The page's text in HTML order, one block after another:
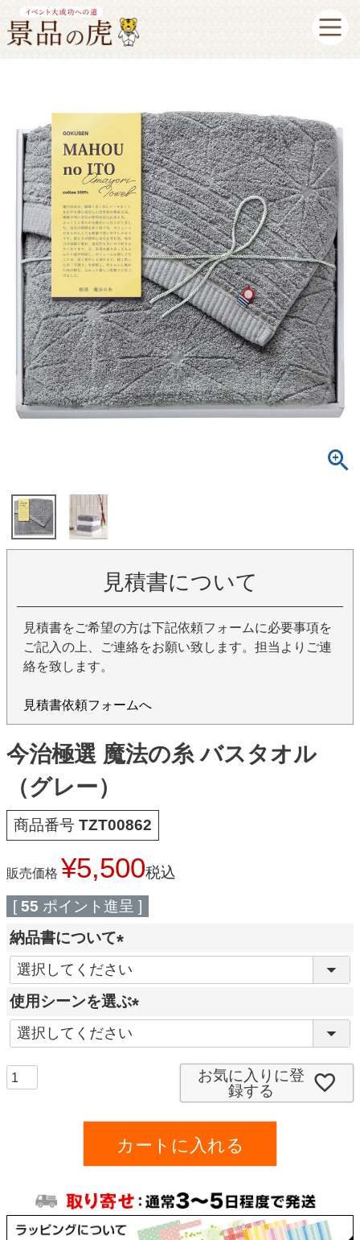
見積書について
見積書をご希望の方は下記依頼フォームに必要事項を
ご記入の上、ご連絡をお願い致します。担当よりご連
絡を致します。
見積書依頼フォームへ
今治極選 魔法の糸 バスタオル
（グレー）
商品番号 TZT00862
販売価格 ¥5,500税込
[ 55 ポイント進呈 ]
納品書について
(
必
須
)
使用シーンを選ぶ
必
お気に入りに登
録する
カートに入れる